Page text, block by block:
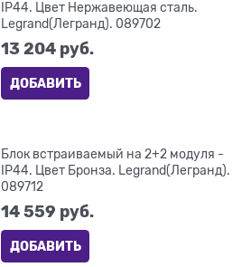
IP44. Цвет Нержавеющая сталь.
Legrand(Легранд). 089702
13 204 руб.
ДОБАВИТЬ
Блок встраиваемый на 2+2 модуля -
IP44. Цвет Бронза. Legrand(Легранд).
089712
14 559 руб.
ДОБАВИТЬ